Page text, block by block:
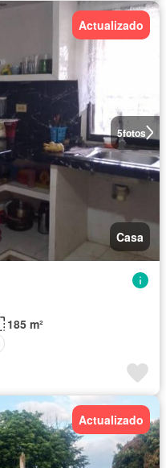
5fotos
Actualizado
Casa
185 m²
Actualizado